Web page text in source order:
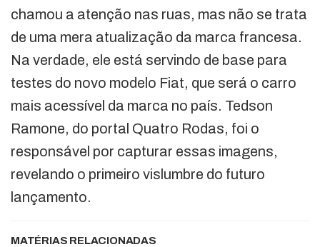
chamou a atenção nas ruas, mas não se trata
de uma mera atualização da marca francesa.
Na verdade, ele está servindo de base para
testes do novo modelo Fiat, que será o carro
mais acessível da marca no país. Tedson
Ramone, do portal Quatro Rodas, foi o
responsável por capturar essas imagens,
revelando o primeiro vislumbre do futuro
lançamento.
MATÉRIAS RELACIONADAS